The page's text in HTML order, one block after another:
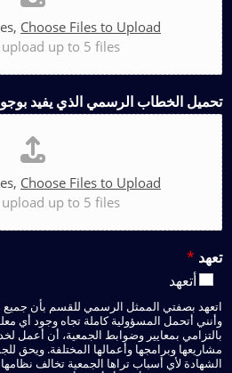
Choose Files to Upload
up to 5 files.
تحميل الخطاب الرسمي الذي يفيد
Choose Files to Upload
up to 5 files.
تعهد *
أتعهد
اتعهد بصفتي الممثل الرسمي للقسم بأن
وأنني أتحمل المسؤولية كاملة تجاه وجود أي
بالتزامي بمعايير وضوابط الجمعية، أن أعمل
مشاريعها وبرامجها وأعمالها المختلفة. ويحق
الشهادة لأي أسباب تراها الجمعية تخالف